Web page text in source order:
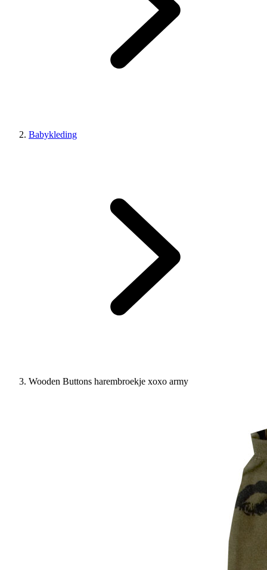
Babykleding
Wooden Buttons harembroekje xoxo army